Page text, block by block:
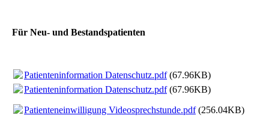
Für Neu- und Bestandspatienten
Patienteninformation Datenschutz.pdf(67.96KB)
Patienteninformation Datenschutz.pdf(67.96KB)
Patienteneinwilligung Videosprechstunde.pdf(256.04KB)